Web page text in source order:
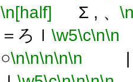
\n[half] Σ , 、
＝ろｌ \w5\c\n\n
○\n\n\n\n\n |